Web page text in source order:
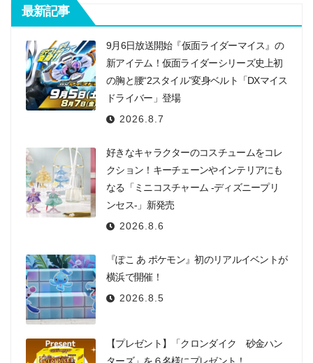
最新記事
9月6日放送開始『仮面ライダーマイス』の
新アイテム！仮面ライダーシリーズ史上初
の胸と腰“2スタイル”変身ベルト「DXマイス
ドライバー」登場
2026.8.7
好きなキャラクターのコスチュームをコレ
クション！キーチェーンやインテリアにも
なる「ミニコスチャーム -ディズニープリ
ンセス-」新発売
2026.8.6
『ぽこ あ ポケモン』初のリアルイベントが
横浜で開催！
2026.8.5
【プレゼント】「クロンダイク 砂金ハン
ターズ」を６名様にプレゼント！